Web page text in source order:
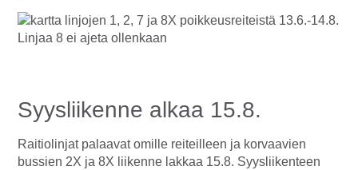
Syysliikenne alkaa 15.8.
Raitiolinjat palaavat omille reiteilleen ja korvaavien
bussien 2X ja 8X liikenne lakkaa 15.8. Syysliikenteen